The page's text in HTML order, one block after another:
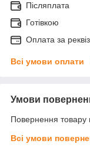
Післяплата
Готівкою
Оплата за
Всі умови оплати
Умови
Повернення товару
Всі умови